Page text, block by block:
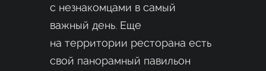
с незнакомцами в самый
важный день. Еще
на территории ресторана есть
свой панорамный павильон